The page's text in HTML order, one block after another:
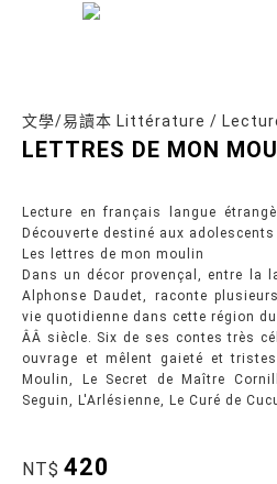
文學/易讀本 Littérature /
LETTRES DE MON
Lecture en français langue
Découverte destiné aux
Les lettres de mon moulin
Dans un décor provençal, entre la
Alphonse Daudet, raconte
vie quotidienne dans cette région
ÂÂ siècle. Six de ses contes très
ouvrage et mêlent gaieté et
Moulin, Le Secret de Maître
Seguin, L'Arlésienne, Le Curé de
NT$ 420